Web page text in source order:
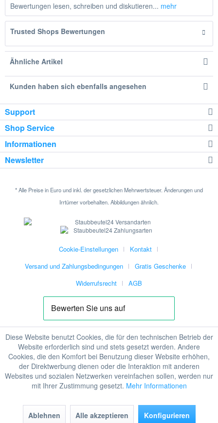
Bewertungen lesen, schreiben und diskutieren... mehr
Trusted Shops Bewertungen
Ähnliche Artikel
Kunden haben sich ebenfalls angesehen
Support
Shop Service
Informationen
Newsletter
* Alle Preise in Euro und inkl. der gesetzlichen Mehrwertsteuer. Änderungen und
Irrtümer vorbehalten. Abbildungen ähnlich.
Cookie-Einstellungen
Kontakt
Versand und Zahlungsbedingungen
Gratis Geschenke
Widerrufsrecht
AGB
Diese Website benutzt Cookies, die für den technischen Betrieb der
Website erforderlich sind und stets gesetzt werden. Andere
Cookies, die den Komfort bei Benutzung dieser Website erhöhen,
der Direktwerbung dienen oder die Interaktion mit anderen
Websites und sozialen Netzwerken vereinfachen sollen, werden nur
mit Ihrer Zustimmung gesetzt. Mehr Informationen
Ablehnen Alle akzeptieren Konfigurieren